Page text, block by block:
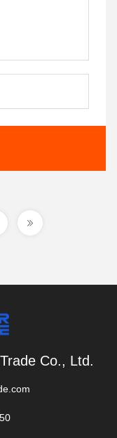
Co., Ltd.